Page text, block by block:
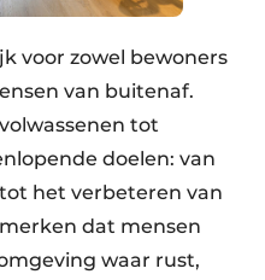
voor zowel bewoners
van buitenaf.
tot
doelen: van
het verbeteren van
dat mensen
waar rust,